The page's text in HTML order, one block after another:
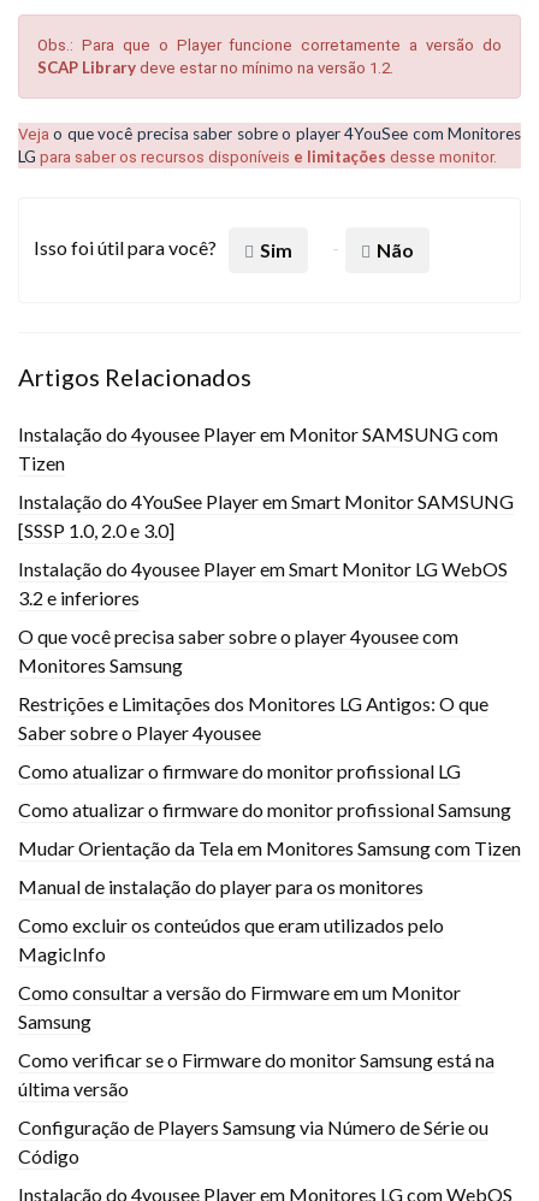
Obs.: Para que o Player funcione corretamente a versão do
SCAP Library deve estar no mínimo na versão 1.2.
Vejao que você precisa saber sobre o player 4YouSee com Monitores
LG para saber os recursos disponíveis e limitações desse monitor.
Isso foi útil para você? Sim Não
Artigos Relacionados
Instalação do 4yousee Player em Monitor SAMSUNG com
Tizen
Instalação do 4YouSee Player em Smart Monitor SAMSUNG
[SSSP 1.0, 2.0 e 3.0]
Instalação do 4yousee Player em Smart Monitor LG WebOS
3.2 e inferiores
O que você precisa saber sobre o player 4yousee com
Monitores Samsung
Restrições e Limitações dos Monitores LG Antigos: O que
Saber sobre o Player 4yousee
Como atualizar o firmware do monitor profissional LG
Como atualizar o firmware do monitor profissional Samsung
Mudar Orientação da Tela em Monitores Samsung com Tizen
Manual de instalação do player para os monitores
Como excluir os conteúdos que eram utilizados pelo
MagicInfo
Como consultar a versão do Firmware em um Monitor
Samsung
Como verificar se o Firmware do monitor Samsung está na
última versão
Configuração de Players Samsung via Número de Série ou
Código
Instalação do 4yousee Player em Monitores LG com WebOS